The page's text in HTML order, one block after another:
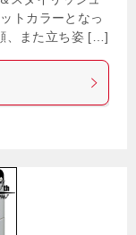
トカラーとなっ
、また立ち姿 […]